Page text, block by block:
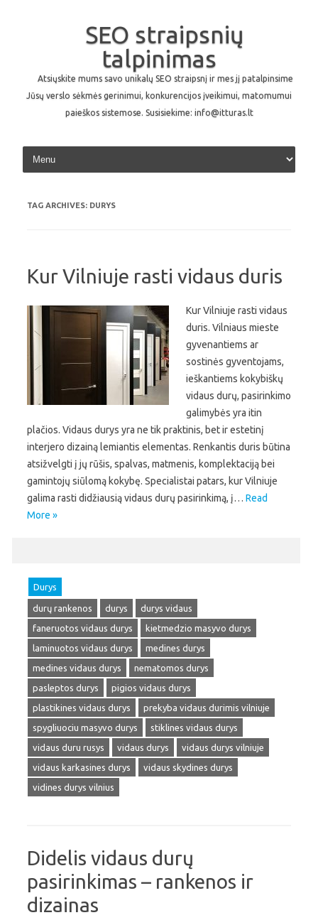
SEO straipsnių
talpinimas
Atsiųskite mums savo unikalų SEO straipsnį ir mes jį patalpinsime
Jūsų verslo sėkmės gerinimui, konkurencijos įveikimui, matomumui
paieškos sistemose. Susisiekime: info@itturas.lt
Skip to content
TAG ARCHIVES: DURYS
Kur Vilniuje rasti vidaus duris
Kur Vilniuje rasti vidaus
duris. Vilniaus mieste
gyvenantiems ar
sostinės gyventojams,
ieškantiems kokybiškų
vidaus durų, pasirinkimo
galimybės yra itin
plačios. Vidaus durys yra ne tik praktinis, bet ir estetinį
interjero dizainą lemiantis elementas. Renkantis duris būtina
atsižvelgti į jų rūšis, spalvas, matmenis, komplektaciją bei
gamintojų siūlomą kokybę. Specialistai patars, kur Vilniuje
galima rasti didžiausią vidaus durų pasirinkimą, į… Read
More »
Durys
durų rankenos durys
durys vidaus
faneruotos vidaus durys
kietmedzio masyvo durys
laminuotos vidaus durys
medines durys
medines vidaus durys
nematomos durys
pasleptos durys
pigios vidaus durys
plastikines vidaus durys
prekyba vidaus durimis vilniuje
spygliuociu masyvo durys
stiklines vidaus durys
vidaus duru rusys
vidaus durys
vidaus durys vilniuje
vidaus karkasines durys
vidaus skydines durys
vidines durys vilnius
Didelis vidaus durų
pasirinkimas – rankenos ir
dizainas